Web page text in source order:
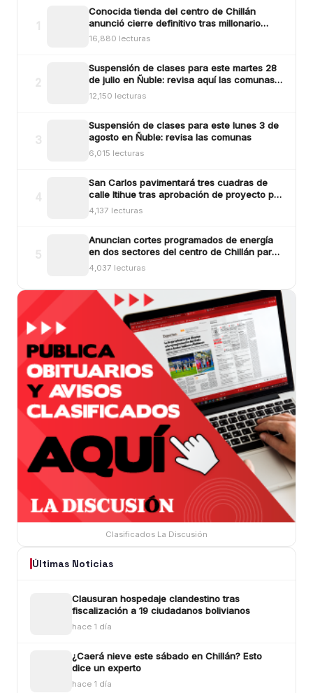
Conocida tienda del centro de Chillán
anunció cierre definitivo tras millonario
robo ocurrido la madrugada del reciente
lunes
16,880 lecturas
Suspensión de clases para este martes 28
de julio en Ñuble: revisa aquí las comunas y
sectores
12,150 lecturas
Suspensión de clases para este lunes 3 de
agosto en Ñuble: revisa las comunas
6,015 lecturas
San Carlos pavimentará tres cuadras de
calle Itihue tras aprobación de proyecto por
más de $554 millones
4,137 lecturas
Anuncian cortes programados de energía
en dos sectores del centro de Chillán para
este viernes
4,037 lecturas
Clasificados La Discusión
Últimas Noticias
Clausuran hospedaje clandestino tras
fiscalización a 19 ciudadanos bolivianos
hace 1 día
¿Caerá nieve este sábado en Chillán? Esto
dice un experto
hace 1 día